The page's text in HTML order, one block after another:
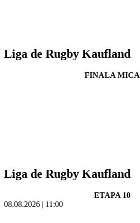
Liga de Rugby Kaufland
FINALA MICA
Liga de Rugby Kaufland
ETAPA 10
08.08.2026 | 11:00